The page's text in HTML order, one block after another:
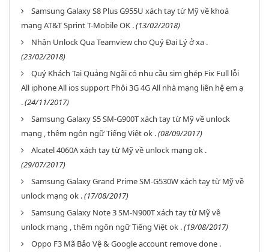
Samsung Galaxy S8 Plus G955U xách tay từ Mỹ về khoá
mạng AT&T Sprint T-Mobile OK .(13/02/2018)
Nhận Unlock Qua Teamview cho Quý Đại Lý ở xa .
(23/02/2018)
Quý Khách Tại Quảng Ngãi có nhu cầu sim ghép Fix Full lỗi
All iphone All ios support Phôi 3G 4G All nhà mạng liên hệ em ạ
.(24/11/2017)
Samsung Galaxy S5 SM-G900T xách tay từ Mỹ về unlock
mạng , thêm ngôn ngữ Tiếng Việt ok .(08/09/2017)
Alcatel 4060A xách tay từ Mỹ về unlock mạng ok .
(29/07/2017)
Samsung Galaxy Grand Prime SM-G530W xách tay từ Mỹ về
unlock mạng ok .(17/08/2017)
Samsung Galaxy Note 3 SM-N900T xách tay từ Mỹ về
unlock mạng , thêm ngôn ngữ Tiếng Việt ok .(19/08/2017)
Oppo F3 Mã Bảo Vệ & Google account remove done .